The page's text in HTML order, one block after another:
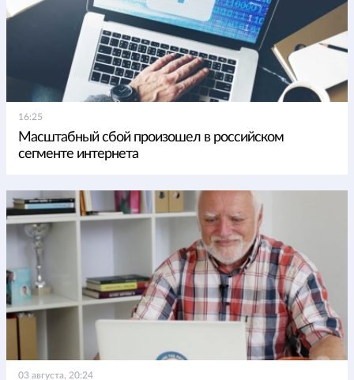
16:25
Масштабный сбой произошел в российском
сегменте интернета
03 августа, 20:24